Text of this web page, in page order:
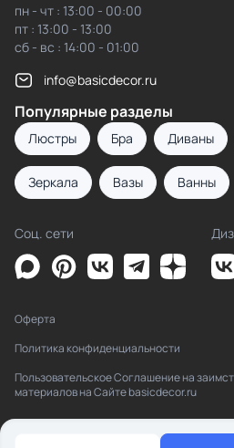
пн - чт : 13:00 - 00:00
пт : 13:00 - 13:00
сб - вс : 14:00 - 01:00
info@basicdecor.ru
Популярные разделы
Люстры Бра Диваны
Зеркала Вазы Ванны
Соц. сети
Оферта
Политика конфиденциальности
Пользовательское Соглашение на
материалов на Сайте basicdecor.ru